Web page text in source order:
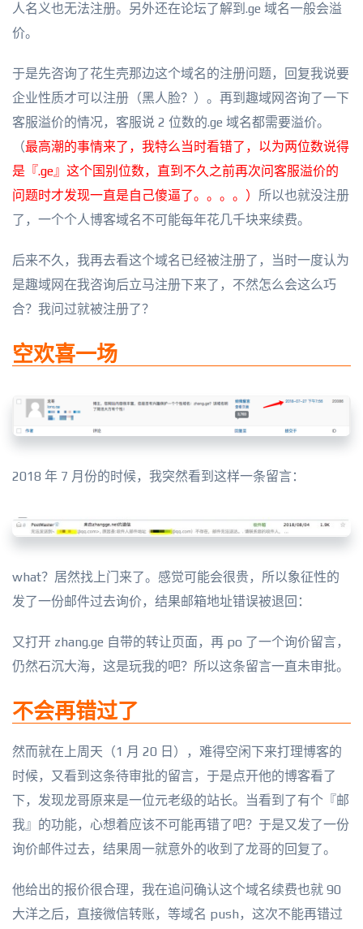
人名义也无法注册。另外还在论坛了解到.ge 域名一般会溢
价。
于是先咨询了花生壳那边这个域名的注册问题，回复我说要
企业性质才可以注册（黑人脸？）。再到趣域网咨询了一下
客服溢价的情况，客服说 2 位数的.ge 域名都需要溢价。
（最高潮的事情来了，我特么当时看错了，以为两位数说得
是『.ge』这个国别位数，直到不久之前再次问客服溢价的
问题时才发现一直是自己傻逼了。。。。） 所以也就没注册
了，一个个人博客域名不可能每年花几千块来续费。
后来不久，我再去看这个域名已经被注册了，当时一度认为
是趣域网在我咨询后立马注册下来了，不然怎么会这么巧
合？我问过就被注册了？
空欢喜一场
2018 年 7 月份的时候，我突然看到这样一条留言：
what？居然找上门来了。感觉可能会很贵，所以象征性的
发了一份邮件过去询价，结果邮箱地址错误被退回：
又打开 zhang.ge 自带的转让页面，再 po 了一个询价留言，
仍然石沉大海，这是玩我的吧？所以这条留言一直未审批。
不会再错过了
然而就在上周天（1 月 20 日），难得空闲下来打理博客的
时候，又看到这条待审批的留言，于是点开他的博客看了
下，发现龙哥原来是一位元老级的站长。当看到了有个『邮
我』的功能，心想着应该不可能再错了吧？于是又发了一份
询价邮件过去，结果周一就意外的收到了龙哥的回复了。
他给出的报价很合理，我在追问确认这个域名续费也就 90
大洋之后，直接微信转账，等域名 push，这次不能再错过